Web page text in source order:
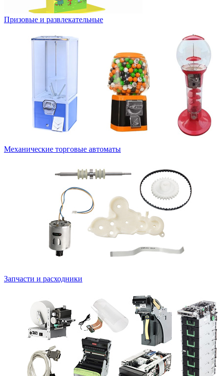
Призовые и развлекательные
Механические торговые автоматы
Запчасти и расходники